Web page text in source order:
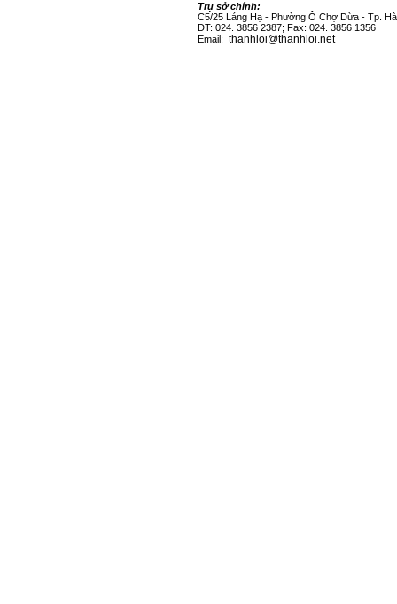
Trụ sở chính:
C5/25 Láng Hạ - Phường Ô Chợ Dừa - Tp.
ĐT: 024. 3856 2387; Fax: 024. 3856 1356
Email: thanhloi@thanhloi.net